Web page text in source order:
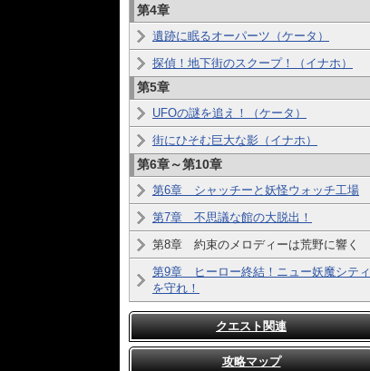
第4章
遺跡に眠るオーパーツ（ケータ）
探偵！地下街のスクープ！（イナホ）
第5章
UFOの謎を追え！（ケータ）
街にひそむ巨大な影（イナホ）
第6章～第10章
第6章 シャッチーと妖怪ウォッチ工場
第7章 不思議な館の大脱出！
第8章 約束のメロディーは荒野に響く
第9章 ヒーロー終結！ニュー妖魔シティ
を守れ！
クエスト関連
攻略マップ